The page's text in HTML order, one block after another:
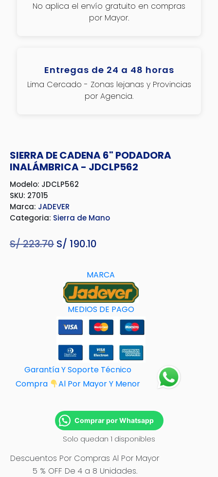
No aplica el envío gratuito en compras
por Mayor.
Entregas de 24 a 48 horas
Lima Cercado - Zonas lejanas y Provincias
por Agencia.
SIERRA DE CADENA 6" PODADORA
INALÁMBRICA - JDCLP562
Modelo: JDCLP562
SKU: 27015
Marca: JADEVER
Categoria: Sierra de Mano
S/223.70 El
original
era:
S/ 223.70.
S/ 190.10
actual
es:
S/ 190.10.
MARCA
MEDIOS DE PAGO
Garantía Y Soporte Técnico
Compra
Al Por Mayor Y Menor
Comprar por Whatsapp
Solo quedan 1 disponibles
Descuentos Por Compras Al Por Mayor
5 % OFF De 4 a 8 Unidades.